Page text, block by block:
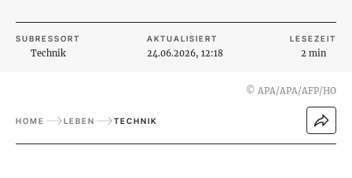
SUBRESSORT
Technik
AKTUALISIERT
24.06.2026, 12:18
LESEZEIT
2 min
© APA/APA/AFP/HO
HOME LEBEN TECHNIK